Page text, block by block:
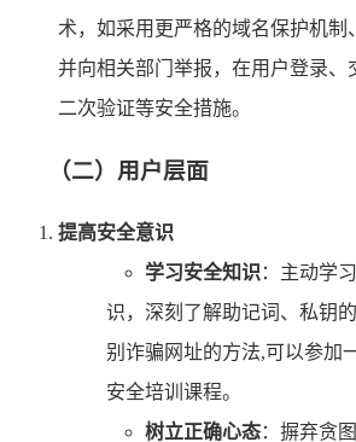
术，如采用更严格的域名保护机制
并向相关部门举报，在用户登录、
二次验证等安全措施。
（二）用户层面
提高安全意识
学习安全知识 ：主动学
识，深刻了解助记词、私钥
别诈骗网址的方法,可以参加
安全培训课程。
树立正确心态：摒弃贪